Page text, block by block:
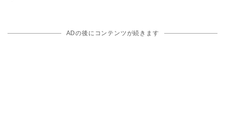
ADの後にコンテンツが続きます